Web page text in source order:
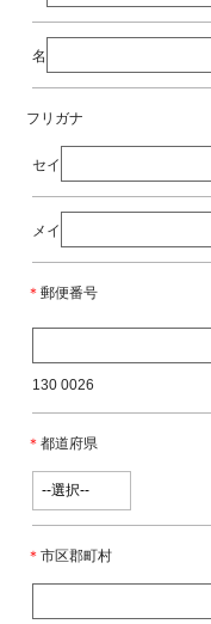
名
フリガナ
セイ
メイ
＊郵便番号
130 0026
＊都道府県
＊市区郡町村